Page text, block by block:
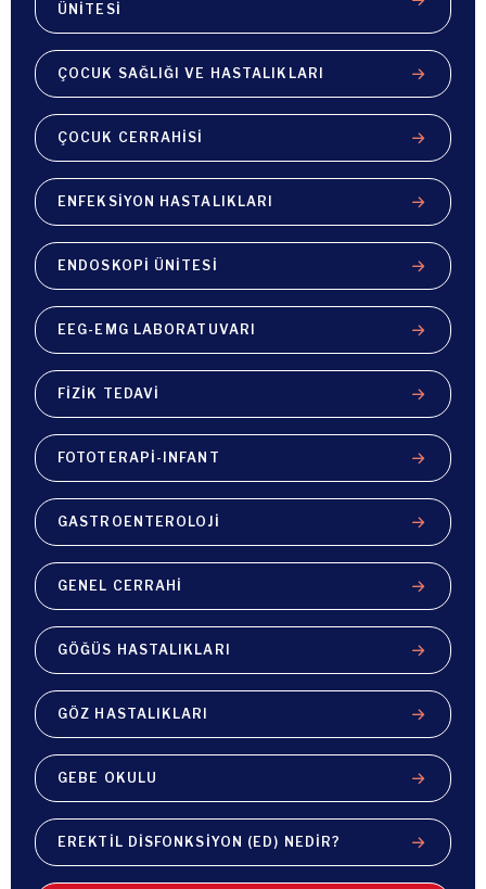
ÜNITESI
ÇOCUK SAĞLIĞI VE HASTALIKLARI
ÇOCUK CERRAHISI
ENFEKSIYON HASTALIKLARI
ENDOSKOPI ÜNITESI
EEG-EMG LABORATUVARI
FIZIK TEDAVI
FOTOTERAPI-INFANT
GASTROENTEROLOJI
GENEL CERRAHI
GÖĞÜS HASTALIKLARI
GÖZ HASTALIKLARI
GEBE OKULU
EREKTIL DISFONKSIYON (ED) NEDIR?